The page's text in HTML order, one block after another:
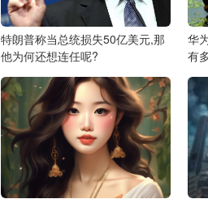
特朗普称当总统损失50亿美元,那
他为何还想连任呢?
华
有